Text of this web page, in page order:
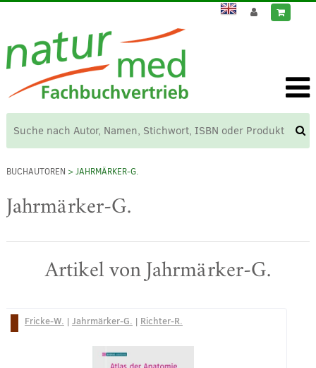
BUCHAUTOREN > JAHRMÄRKER-G.
Jahrmärker-G.
Artikel von Jahrmärker-G.
Fricke-W. | Jahrmärker-G. | Richter-R.